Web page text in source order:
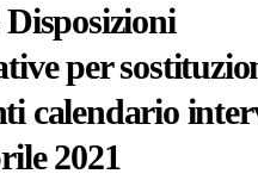
per
calendario
2021